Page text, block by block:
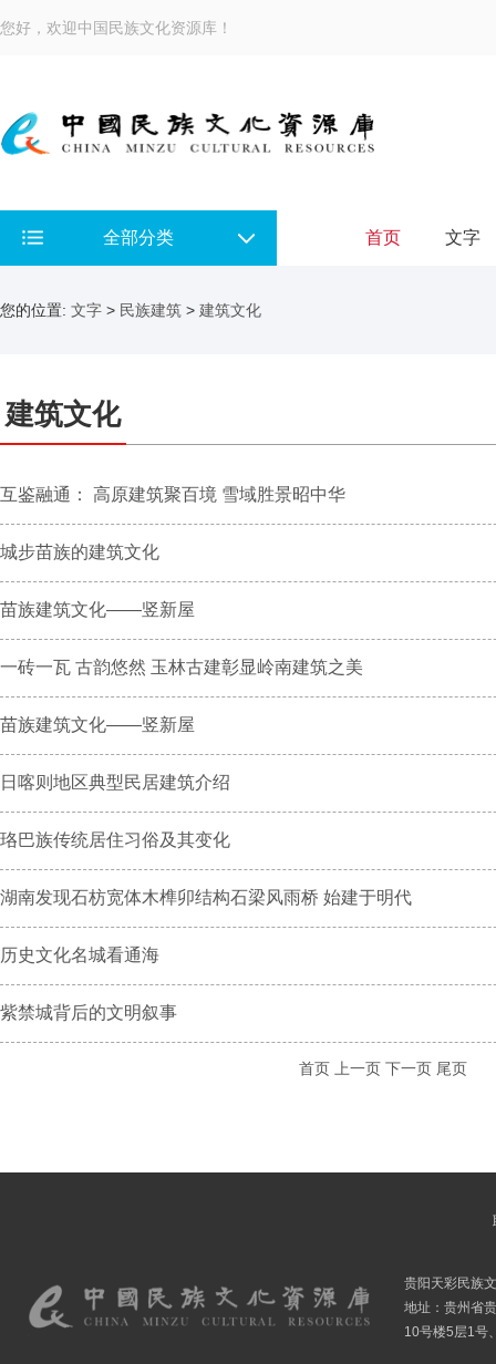
您好，欢迎中国民族文化资源库！
全部分类 首页 文字
您的位置: 文字 > 民族建筑 > 建筑文化
建筑文化
互鉴融通： 高原建筑聚百境 雪域胜景昭中华
城步苗族的建筑文化
苗族建筑文化——竖新屋
一砖一瓦 古韵悠然 玉林古建彰显岭南建筑之美
苗族建筑文化——竖新屋
日喀则地区典型民居建筑介绍
珞巴族传统居住习俗及其变化
湖南发现石枋宽体木榫卯结构石梁风雨桥 始建于明代
历史文化名城看通海
紫禁城背后的文明叙事
首页 上一页 下一页 尾页
贵阳天彩民族
地址：贵州省
10号楼5层1号